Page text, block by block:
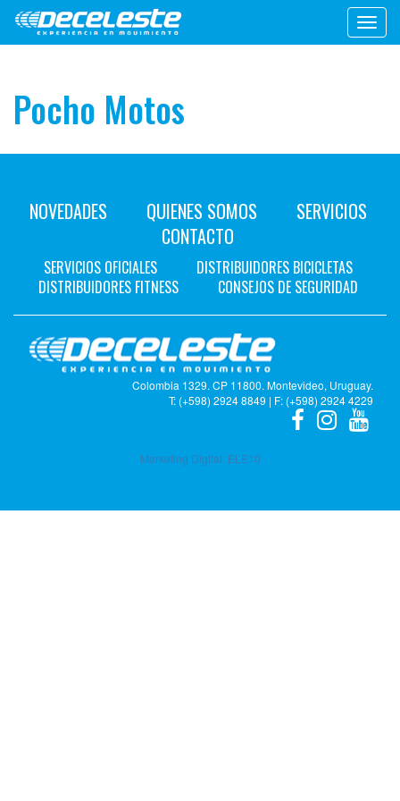
Pocho Motos
NOVEDADES QUIENES SOMOS
SERVICIOS
CONTACTO
SERVICIOS OFICIALES
DISTRIBUIDORES BICICLETAS
DISTRIBUIDORES FITNESS
CONSEJOS DE SEGURIDAD
Colombia 1329. CP 11800. Montevideo, Uruguay.
T: (+598) 2924 8849 | F: (+598) 2924 4229
Marketing Digital: ELE10